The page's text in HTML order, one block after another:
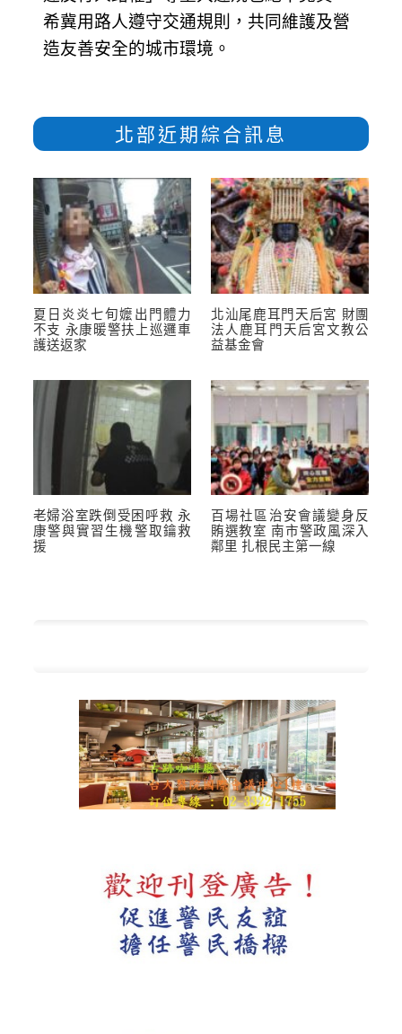
希冀用路人遵守交通規則，共同維護及營
造友善安全的城市環境。
北部近期綜合訊息
夏日炎炎七旬嬤出門體力
不支 永康暖警扶上巡邏車
護送返家
北汕尾鹿耳門天后宮 財團
法人鹿耳門天后宮文教公
益基金會
老婦浴室跌倒受困呼救 永
康警與實習生機警取鑰救
援
百場社區治安會議變身反
賄選教室 南市警政風深入
鄰里 扎根民主第一線